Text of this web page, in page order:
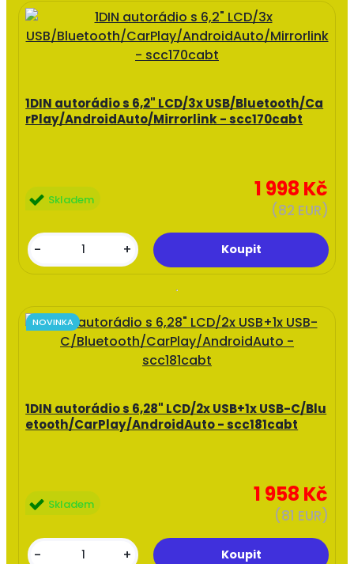
1DIN autorádio s 6,2" LCD/3x USB/Bluetooth/Ca
rPlay/AndroidAuto/Mirrorlink - scc170cabt
1 998 Kč
(82 EUR)
Skladem
- +
1DIN autorádio s 6,28" LCD/2x USB+1x USB-C/Blu
etooth/CarPlay/AndroidAuto - scc181cabt
1 958 Kč
(81 EUR)
Skladem
- +
NOVINKA